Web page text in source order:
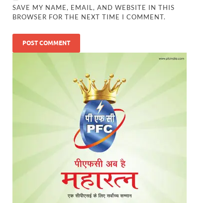
SAVE MY NAME, EMAIL, AND WEBSITE IN THIS
BROWSER FOR THE NEXT TIME I COMMENT.